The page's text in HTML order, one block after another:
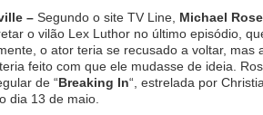
– Segundo o site TV Line, Michael
o vilão Lex Luthor no último episódio,
o ator teria se recusado a voltar,
feito com que ele mudasse de ideia.
de “Breaking In“, estrelada por
dia 13 de maio.